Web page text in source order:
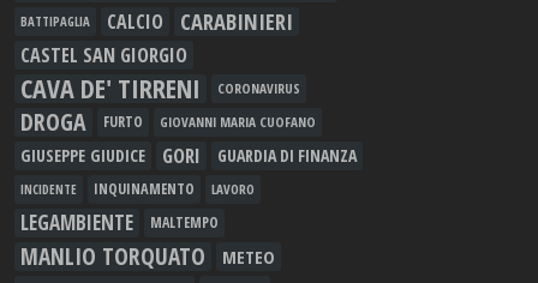
BATTIPAGLIA CALCIO CARABINIERI
CASTEL SAN GIORGIO
CAVA DE' TIRRENI CORONAVIRUS
DROGA FURTO GIOVANNI MARIA CUOFANO
GIUSEPPE GIUDICE GORI GUARDIA DI FINANZA
INCIDENTE INQUINAMENTO LAVORO
LEGAMBIENTE MALTEMPO
MANLIO TORQUATO METEO